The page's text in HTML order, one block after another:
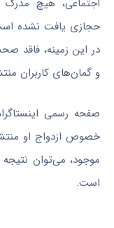
اجتماعی، هیچ
حجازی یافت نشده
در این زمینه،
و گمان‌های کاربران
صفحه رسمی
خصوص ازدواج او
موجود، می‌توان
است.